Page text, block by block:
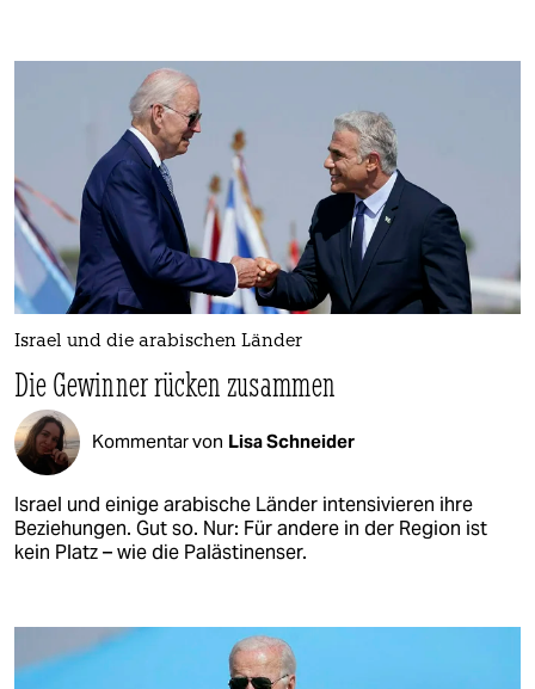
Israel und die arabischen Länder
Die Gewinner rücken zusammen
Kommentar von Lisa Schneider
Israel und einige arabische Länder intensivieren ihre
Beziehungen. Gut so. Nur: Für andere in der Region ist
kein Platz – wie die Palästinenser.